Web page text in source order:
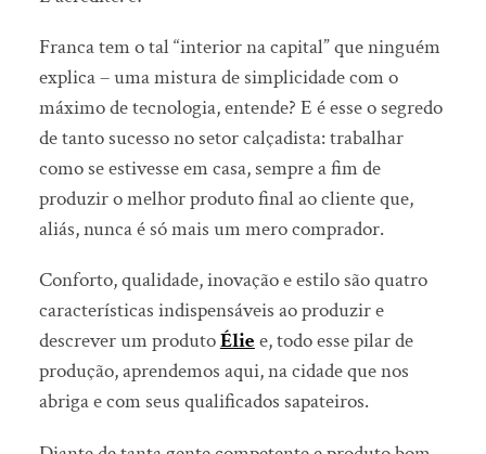
Franca tem o tal “interior na capital” que ninguém
explica – uma mistura de simplicidade com o
máximo de tecnologia, entende? E é esse o segredo
de tanto sucesso no setor calçadista: trabalhar
como se estivesse em casa, sempre a fim de
produzir o melhor produto final ao cliente que,
aliás, nunca é só mais um mero comprador.
Conforto, qualidade, inovação e estilo são quatro
características indispensáveis ao produzir e
descrever um produtoÉliee, todo esse pilar de
produção, aprendemos aqui, na cidade que nos
abriga e com seus qualificados sapateiros.